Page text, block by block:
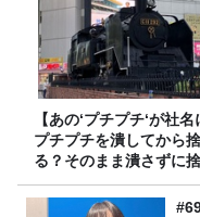
【あの‘プチプチ‘が社名
プチプチを潰してから
る？そのまま潰さずに
る？